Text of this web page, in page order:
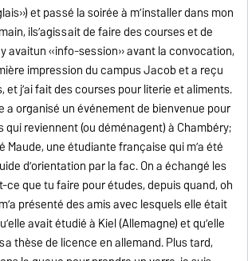
et passé la soirée à m’installer dans mon
ils’agissait de faire des courses et de
avaitun «info-session» avant la convocation,
impression du campus Jacob et a reçu
et j’ai fait des courses pour literie et aliments.
a organisé un événement de bienvenue pour
qui reviennent (ou déménagent) à Chambéry;
Maude, une étudiante française qui m’a été
d’orientation par la fac. On a échangé les
ce que tu faire pour études, depuis quand, oh
présenté des amis avec lesquels elle était
avait étudié à Kiel (Allemagne) et qu’elle
thèse de licence en allemand. Plus tard,